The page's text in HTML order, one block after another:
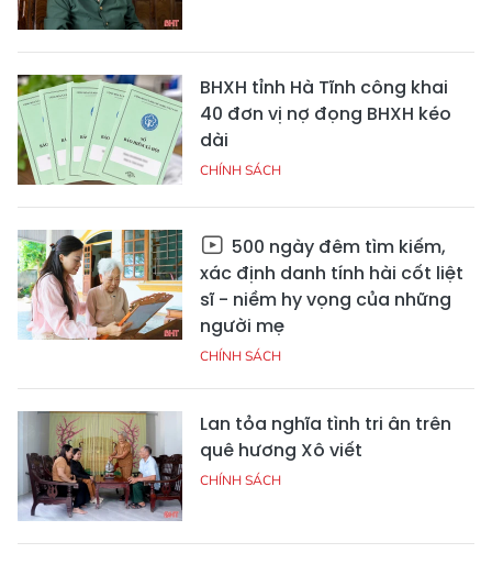
BHXH tỉnh Hà Tĩnh công khai
40 đơn vị nợ đọng BHXH kéo
dài
CHÍNH SÁCH
500 ngày đêm tìm kiếm,
xác định danh tính hài cốt liệt
sĩ - niềm hy vọng của những
người mẹ
CHÍNH SÁCH
Lan tỏa nghĩa tình tri ân trên
quê hương Xô viết
CHÍNH SÁCH